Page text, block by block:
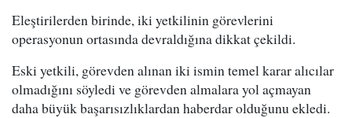
Eleştirilerden birinde, iki yetkilinin görevlerini
operasyonun ortasında devraldığına dikkat çekildi.
Eski yetkili, görevden alınan iki ismin temel karar alıcılar
olmadığını söyledi ve görevden almalara yol açmayan
daha büyük başarısızlıklardan haberdar olduğunu ekledi.